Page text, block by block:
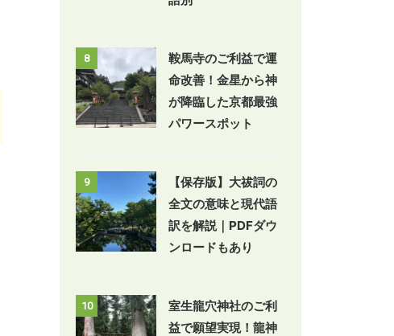
8
鞍馬寺のご利益で運
命改善！金星から神
が降臨した京都最強
パワースポット
9
【保存版】大祓詞の
全文の意味と現代語
訳を解説｜PDFダウ
ンロードもあり
10
室生龍穴神社のご利
益で願望実現！龍神